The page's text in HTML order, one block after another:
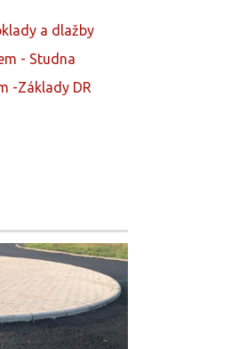
a dlažby
- Studna
-Základy DR